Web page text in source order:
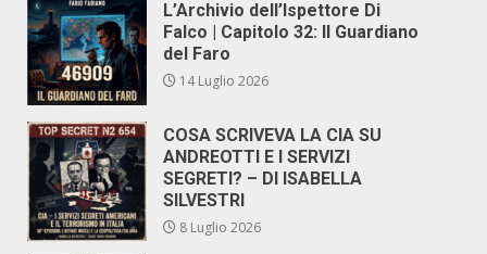
L’Archivio dell’Ispettore Di
Falco | Capitolo 32: Il Guardiano
del Faro
14 Luglio 2026
COSA SCRIVEVA LA CIA SU
ANDREOTTI E I SERVIZI
SEGRETI? – DI ISABELLA
SILVESTRI
8 Luglio 2026